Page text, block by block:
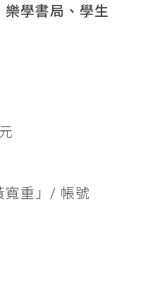
學書局、學生
寬重」/ 帳號